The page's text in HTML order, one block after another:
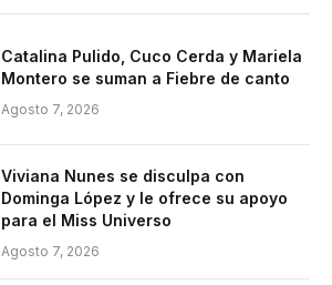
Catalina Pulido, Cuco Cerda y Mariela
Montero se suman a Fiebre de canto
Agosto 7, 2026
Viviana Nunes se disculpa con
Dominga López y le ofrece su apoyo
para el Miss Universo
Agosto 7, 2026